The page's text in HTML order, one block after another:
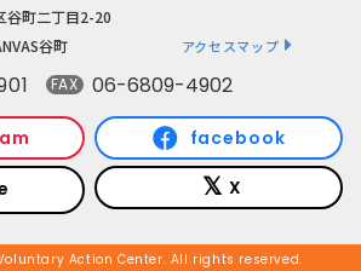
谷町二丁目2-20
谷町
アクセスマップ
FAX 06-6809-4902
facebook
X
Action Center. All rights reserved.